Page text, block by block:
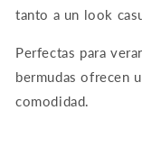
tanto a un look
Perfectas para
bermudas ofrecen
comodidad.